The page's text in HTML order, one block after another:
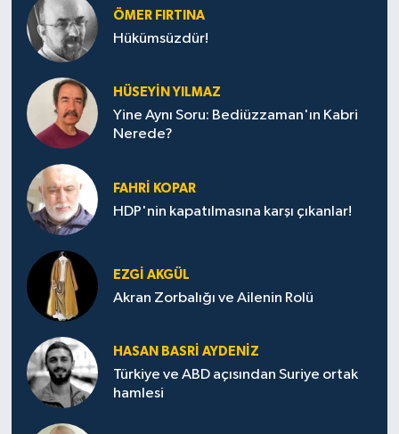
ÖMER FIRTINA
Hükümsüzdür!
HÜSEYIN YILMAZ
Yine Aynı Soru: Bediüzzaman'ın Kabri
Nerede?
FAHRI KOPAR
HDP'nin kapatılmasına karşı çıkanlar!
EZGI AKGÜL
Akran Zorbalığı ve Ailenin Rolü
HASAN BASRI AYDENIZ
Türkiye ve ABD açısından Suriye ortak
hamlesi